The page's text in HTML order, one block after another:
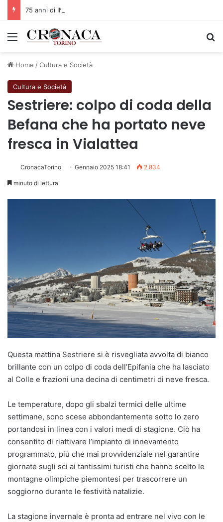
Menu
Home /Cultura e Società
Cultura e Società
Sestriere: colpo di coda della
Befana che ha portato neve
fresca in Vialattea
CronacaTorino Gennaio 2025 18:41 2.834
minuto di lettura
Questa mattina Sestriere si è risvegliata avvolta di bianco
brillante con un colpo di coda dell’Epifania che ha lasciato
al Colle e frazioni una decina di centimetri di neve fresca.
Le temperature, dopo gli sbalzi termici delle ultime
settimane, sono scese abbondantemente sotto lo zero
portandosi in linea con i valori medi di stagione. Ciò ha
consentito di riattivare l’impianto di innevamento
programmato, più che mai provvidenziale nel garantire
giornate sugli sci ai tantissimi turisti che hanno scelto le
montagne olimpiche piemontesi per trascorrere un
soggiorno durante le festività natalizie.
La stagione invernale è pronta ad entrare nel vivo con le